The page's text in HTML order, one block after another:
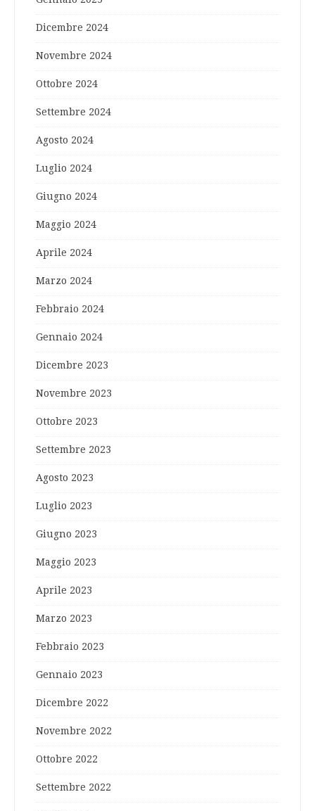
Dicembre 2024
Novembre 2024
Ottobre 2024
Settembre 2024
Agosto 2024
Luglio 2024
Giugno 2024
Maggio 2024
Aprile 2024
Marzo 2024
Febbraio 2024
Gennaio 2024
Dicembre 2023
Novembre 2023
Ottobre 2023
Settembre 2023
Agosto 2023
Luglio 2023
Giugno 2023
Maggio 2023
Aprile 2023
Marzo 2023
Febbraio 2023
Gennaio 2023
Dicembre 2022
Novembre 2022
Ottobre 2022
Settembre 2022